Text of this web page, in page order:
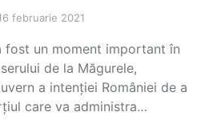
februarie 2021
fost un moment important în
de la Măgurele,
a intenției României de a
care va administra…